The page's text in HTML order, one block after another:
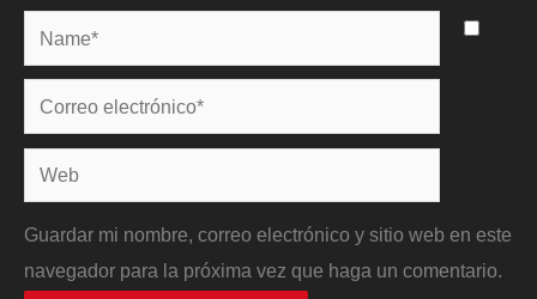
Name*
Correo
electrónico*
Web
Guardar mi nombre, correo electrónico y sitio web en este
navegador para la próxima vez que haga un comentario.